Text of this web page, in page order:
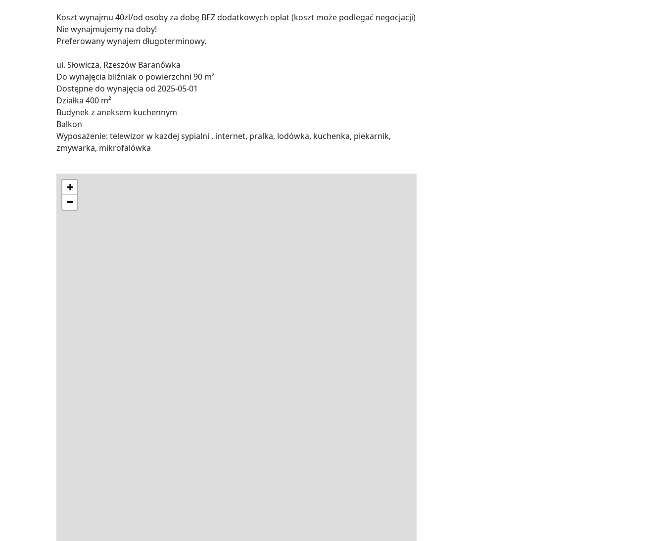
Koszt wynajmu 40zl/od osoby za dobę BEZ dodatkowych opłat (koszt może podlegać negocjacji)
Nie wynajmujemy na doby!
Preferowany wynajem długoterminowy.
ul. Słowicza, Rzeszów Baranówka
Do wynajęcia bliźniak o powierzchni 90 m²
Dostępne do wynajęcia od 2025-05-01
Działka 400 m²
Budynek z aneksem kuchennym
Balkon
Wyposażenie: telewizor w kazdej sypialni , internet, pralka, lodówka, kuchenka, piekarnik,
zmywarka, mikrofalówka
+
−